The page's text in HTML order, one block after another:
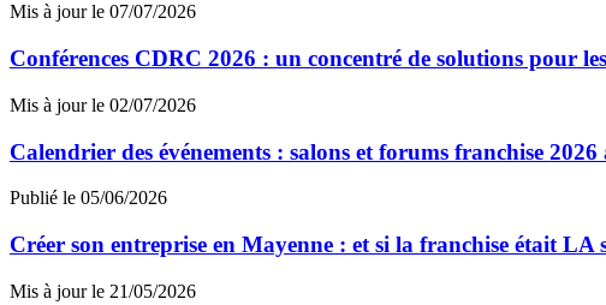
Mis à jour le 07/07/2026
Conférences CDRC 2026 : un concentré de solutions pour
Mis à jour le 02/07/2026
Calendrier des événements : salons et forums franchise
Publié le 05/06/2026
Créer son entreprise en Mayenne : et si la franchise était LA
Mis à jour le 21/05/2026